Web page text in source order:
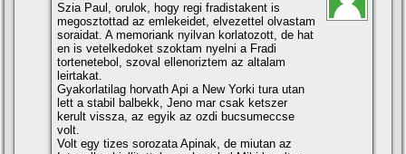
Szia Paul, orulok, hogy regi fradistakent is
megosztottad az emlekeidet, elvezettel olvastam
soraidat. A memoriank nyilvan korlatozott, de hat
en is vetelkedoket szoktam nyelni a Fradi
tortenetebol, szoval ellenoriztem az altalam
leirtakat.
Gyakorlatilag horvath Api a New Yorki tura utan
lett a stabil balbekk, Jeno mar csak ketszer
kerult vissza, az egyik az ozdi bucsumeccse
volt.
Volt egy tizes sorozata Apinak, de miutan az